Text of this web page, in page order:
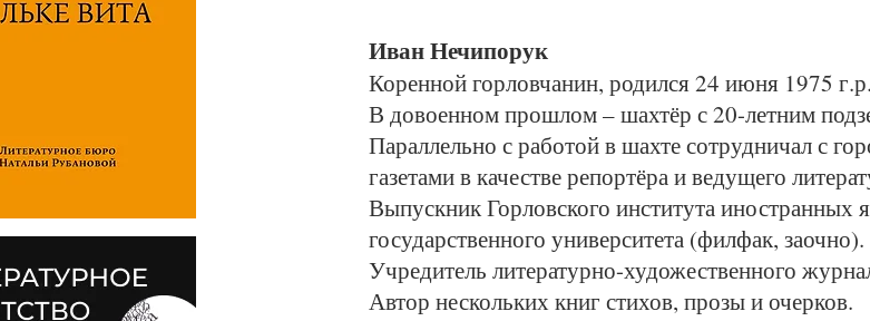
Иван Нечипорук
Коренной горловчанин, родился 24 июня 1975 г.р.
В довоенном прошлом – шахтёр с 20-летним
Параллельно с работой в шахте сотрудничал с
газетами в качестве репортёра и ведущего
Выпускник Горловского института иностранных
государственного университета (филфак, заочно).
Учредитель литературно-художественного
Автор нескольких книг стихов, прозы и очерков.